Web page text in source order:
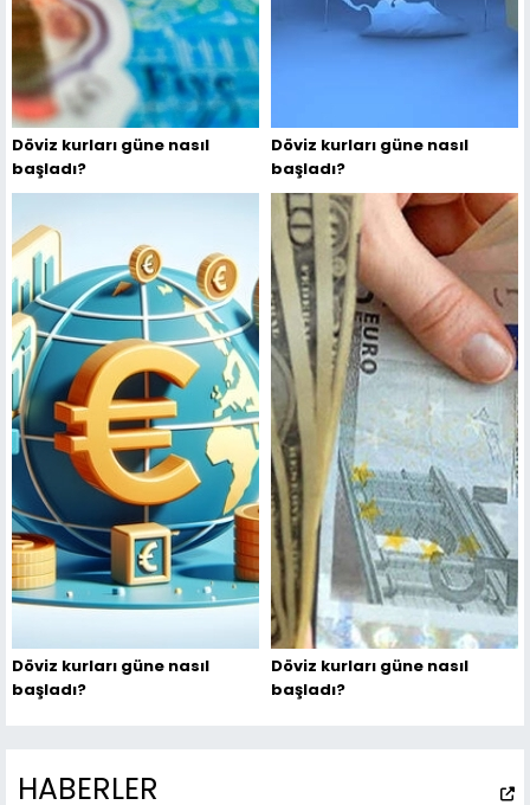
Döviz kurları güne nasıl
başladı?
Döviz kurları güne nasıl
başladı?
Döviz kurları güne nasıl
başladı?
Döviz kurları güne nasıl
başladı?
HABERLER